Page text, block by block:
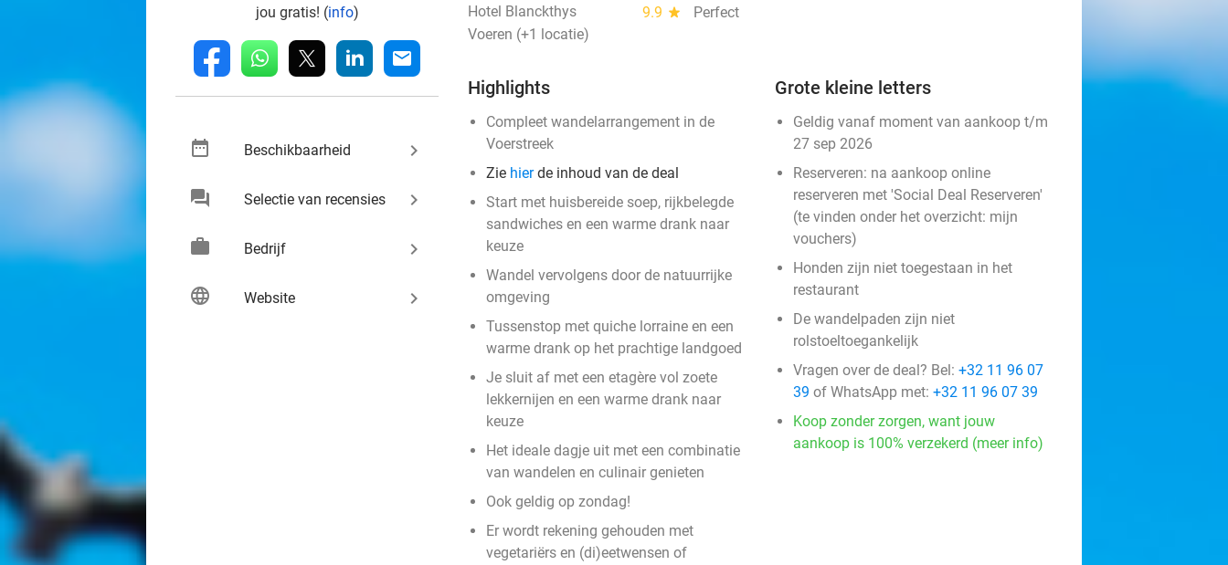
jou gratis! (info)
fb whatsapp linkedin mail
date_range Beschikbaarheid keyboard_arrow_right
chat Selectie van recensies keyboard_arrow_right
work Bedrijf keyboard_arrow_right
language Website keyboard_arrow_right
Hotel Blanckthys 9.9 star
Perfect
Voeren (+1 locatie)
Highlights
Compleet wandelarrangement in de
Voerstreek
Zie hierde inhoud van de deal
Start met huisbereide soep, rijkbelegde
sandwiches en een warme drank naar
keuze
Wandel vervolgens door de natuurrijke
omgeving
Tussenstop met quiche lorraine en een
warme drank op het prachtige landgoed
Je sluit af met een etagère vol zoete
lekkernijen en een warme drank naar
keuze
Het ideale dagje uit met een combinatie
van wandelen en culinair genieten
Ook geldig op zondag!
Er wordt rekening gehouden met
vegetariërs en (di)eetwensen of
Grote kleine letters
Geldig vanaf moment van aankoop t/m
27 sep 2026
Reserveren: na aankoop online
reserveren met 'Social Deal Reserveren'
(te vinden onder het overzicht: mijn
vouchers)
Honden zijn niet toegestaan in het
restaurant
De wandelpaden zijn niet
rolstoeltoegankelijk
Vragen over de deal? Bel: +32 11 96 07
39 of WhatsApp met: +32 11 96 07 39
Koop zonder zorgen, want jouw
aankoop is 100% verzekerd (meer info)